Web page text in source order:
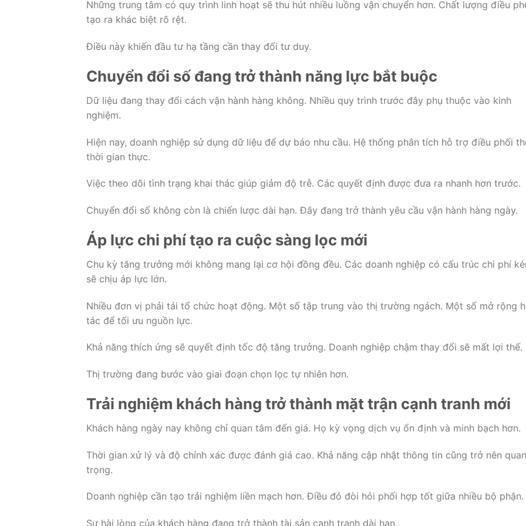
Những trung tâm có quy trình linh hoạt sẽ thu hút nhiều luồng vận chuyển hơn. Chất lượng điều
tạo ra khác biệt rõ rệt.
Điều này khiến đầu tư hạ tầng cần thay đổi tư duy.
Chuyển đổi số đang trở thành năng lực bắt buộc
Dữ liệu đang thay đổi cách vận hành hàng không. Nhiều quy trình trước đây phụ thuộc vào kinh
nghiệm.
Hiện nay, doanh nghiệp sử dụng dữ liệu để dự báo nhu cầu. Hệ thống phân tích hỗ trợ điều phối
thời gian thực.
Việc theo dõi tình trạng khai thác giúp giảm độ trễ. Các quyết định được đưa ra nhanh hơn trước.
Chuyển đổi số không còn là chiến lược dài hạn. Đây đang trở thành yêu cầu vận hành hàng ngày.
Áp lực chi phí tạo ra cuộc sàng lọc mới
Chu kỳ tăng trưởng mới không mang lại cơ hội đồng đều. Các doanh nghiệp có cấu trúc chi phí
sẽ chịu áp lực lớn.
Nhiều đơn vị phải tái tổ chức hoạt động. Một số tập trung vào thị trường ngách. Một số mở rộng
tác để tối ưu nguồn lực.
Khả năng thích ứng sẽ quyết định tốc độ tăng trưởng. Doanh nghiệp chậm thay đổi sẽ mất lợi thế.
Thị trường đang bước vào giai đoạn chọn lọc tự nhiên hơn.
Trải nghiệm khách hàng trở thành mặt trận cạnh tranh mới
Khách hàng ngày nay không chỉ quan tâm đến giá. Họ kỳ vọng dịch vụ ổn định và minh bạch hơn.
Thời gian xử lý và độ chính xác được đánh giá cao. Khả năng cập nhật thông tin cũng trở nên quan
trọng.
Doanh nghiệp cần tạo trải nghiệm liền mạch hơn. Điều đó đòi hỏi phối hợp tốt giữa nhiều bộ phận.
Sự hài lòng của khách hàng đang trở thành tài sản cạnh tranh dài hạn.